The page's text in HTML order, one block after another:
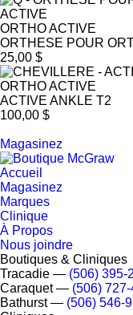
ORTHO ACTIVE
ORTHESE POUR
25,00 $
ORTHO ACTIVE
ACTIVE ANKLE T2
100,00 $
Magasinez
Accueil
Magasinez
Marques
Clinique
À Propos
Nous joindre
Boutiques & Cliniques
Tracadie ― (506) 395-
Caraquet― (506)
Bathurst― (506) 546-